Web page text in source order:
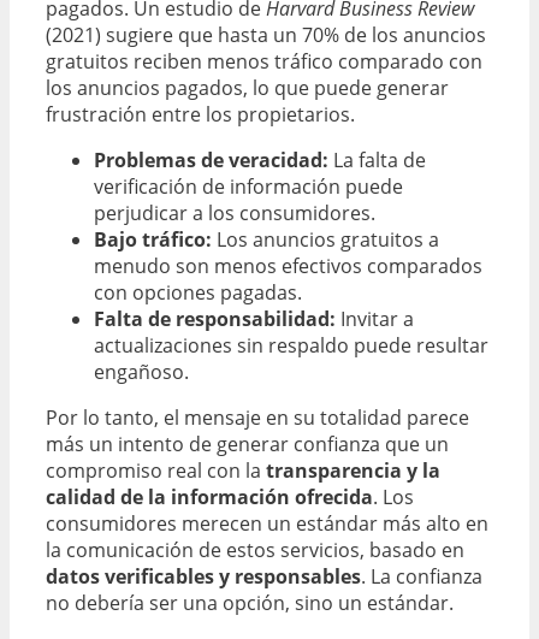
pagados. Un estudio deHarvard Business Review
(2021) sugiere que hasta un 70% de los anuncios
gratuitos reciben menos tráfico comparado con
los anuncios pagados, lo que puede generar
frustración entre los propietarios.
Problemas de veracidad: La falta de
verificación de información puede
perjudicar a los consumidores.
Bajo tráfico: Los anuncios gratuitos a
menudo son menos efectivos comparados
con opciones pagadas.
Falta de responsabilidad: Invitar a
actualizaciones sin respaldo puede resultar
engañoso.
Por lo tanto, el mensaje en su totalidad parece
más un intento de generar confianza que un
compromiso real con la transparencia y la
calidad de la información ofrecida. Los
consumidores merecen un estándar más alto en
la comunicación de estos servicios, basado en
datos verificables y responsables. La confianza
no debería ser una opción, sino un estándar.